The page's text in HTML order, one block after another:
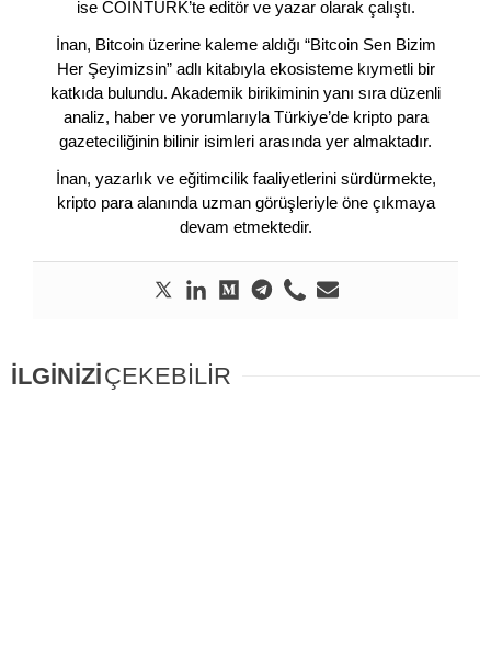
ise COINTURK’te editör ve yazar olarak çalıştı.
İnan, Bitcoin üzerine kaleme aldığı “Bitcoin Sen Bizim
Her Şeyimizsin” adlı kitabıyla ekosisteme kıymetli bir
katkıda bulundu. Akademik birikiminin yanı sıra düzenli
analiz, haber ve yorumlarıyla Türkiye’de kripto para
gazeteciliğinin bilinir isimleri arasında yer almaktadır.
İnan, yazarlık ve eğitimcilik faaliyetlerini sürdürmekte,
kripto para alanında uzman görüşleriyle öne çıkmaya
devam etmektedir.
İLGİNİZİÇEKEBİLİR